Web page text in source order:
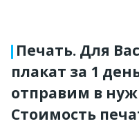
Печать. Для
плакат за 1
отправим в
Стоимость